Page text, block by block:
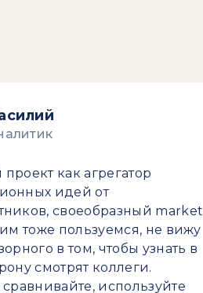
как агрегатор
идей от
своеобразный market
тоже пользуемся, не вижу
в том, чтобы узнать в
смотрят коллеги.
используйте